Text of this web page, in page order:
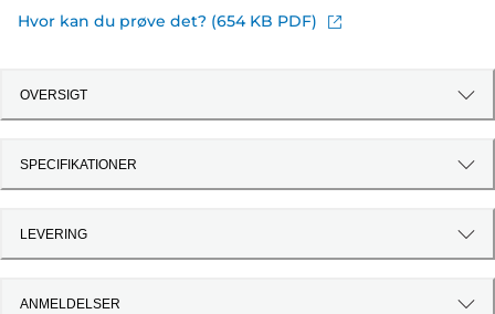
Hvor kan du prøve det? (654 KB PDF)
OVERSIGT
SPECIFIKATIONER
LEVERING
ANMELDELSER